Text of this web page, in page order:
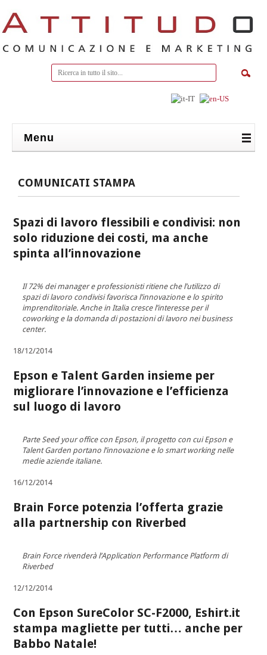
Menu
COMUNICATI STAMPA
Spazi di lavoro flessibili e condivisi: non
solo riduzione dei costi, ma anche
spinta all’innovazione
Il 72% dei manager e professionisti ritiene che l’utilizzo di
spazi di lavoro condivisi favorisca l’innovazione e lo spirito
imprenditoriale. Anche in Italia cresce l’interesse per il
coworking e la domanda di postazioni di lavoro nei business
center.
18/12/2014
Epson e Talent Garden insieme per
migliorare l’innovazione e l’efficienza
sul luogo di lavoro
Parte Seed your office con Epson, il progetto con cui Epson e
Talent Garden portano l’innovazione e lo smart working nelle
medie aziende italiane.
16/12/2014
Brain Force potenzia l’offerta grazie
alla partnership con Riverbed
Brain Force rivenderà l’Application Performance Platform di
Riverbed
12/12/2014
Con Epson SureColor SC-F2000, Eshirt.it
stampa magliette per tutti… anche per
Babbo Natale!